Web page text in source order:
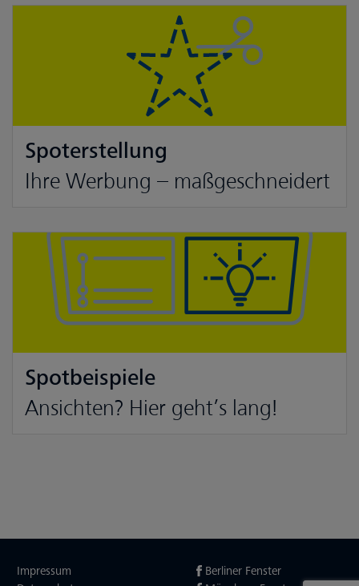
Spoterstellung
Ihre Werbung – maßgeschneidert
Spotbeispiele
Ansichten? Hier geht’s lang!
Impressum
Berliner Fenster